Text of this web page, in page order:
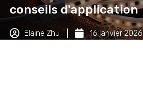
conseils d'application
Elaine Zhu 16 janvier 2026